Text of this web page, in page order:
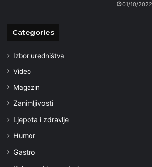
01/10/2022
Categories
Izbor uredništva
Video
Magazin
Zanimljivosti
Ljepota i zdravlje
Humor
Gastro